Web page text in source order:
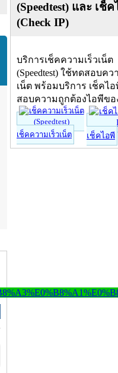
(Speedtest) และ เช็
(Check IP)
บริการเช็คความเร็วเน็ต
(Speedtest) ใช้ทดสอบคว
เน็ต พร้อมบริการ เช็คไอ
สอบความถูกต้องไอพีข
เช็คความเร็วเน็ต เช็คไอพี